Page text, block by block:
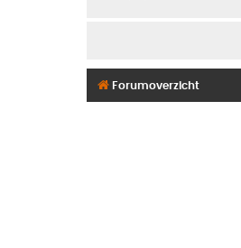
Forumoverzicht